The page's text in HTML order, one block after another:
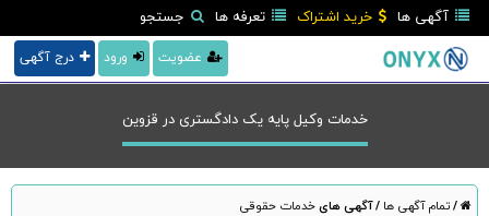
آگهی ها خرید اشتراک تعرفه ها جستجو
درج آگهی ورود عضویت
خدمات وکیل پایه یک دادگستری در قزوين
/تمام آگهی ها /آگهی هایخدمات حقوقی